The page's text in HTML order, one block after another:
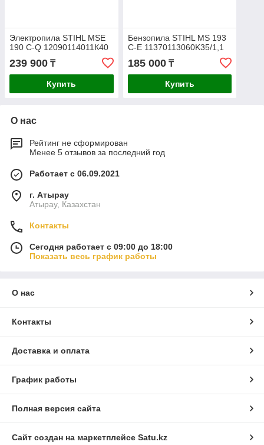
Электропила STIHL MSE
190 C-Q 12090114011К40
239 900 ₸
Купить
Бензопила STIHL MS 193
C-E 11370113060K35/1,1
185 000₸
Купить
О нас
Рейтинг не сформирован
Менее 5 отзывов за последний год
Работает с 06.09.2021
г. Атырау
Атырау, Казахстан
Контакты
Сегодня работает с 09:00 до 18:00
Показать весь график работы
О нас
Контакты
Доставка и оплата
График работы
Полная версия сайта
Сайт создан на маркетплейсе Satu.kz